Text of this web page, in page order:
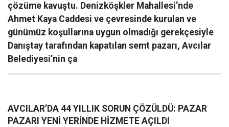
çözüme kavuştu. Denizköşkler Mahallesi’nde
Ahmet Kaya Caddesi ve çevresinde kurulan ve
günümüz koşullarına uygun olmadığı gerekçesiyle
Danıştay tarafından kapatılan semt pazarı, Avcılar
Belediyesi’nin ça
AVCILAR’DA 44 YILLIK SORUN ÇÖZÜLDÜ: PAZAR
PAZARI YENİ YERİNDE HİZMETE AÇILDI